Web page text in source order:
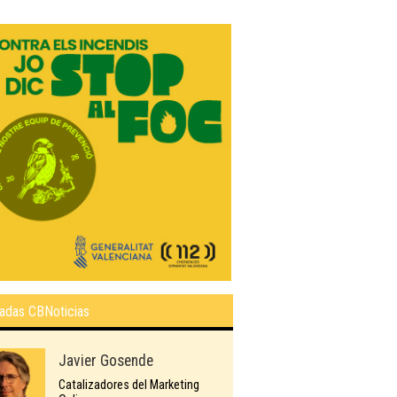
CBNoticias
Javier Gosende
Catalizadores del Marketing